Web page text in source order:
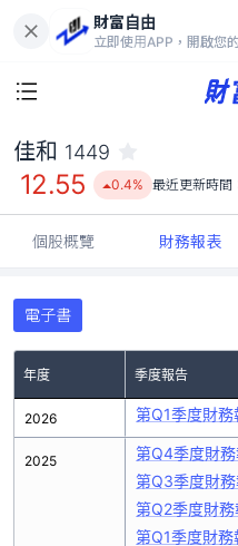
財富自由
立即使用APP，開啟您
12.55
佳和 1449
12.55 0.4% 最近更新時間
個股概覽 財務報表
電子書
年度 季度報告
2026
2025
第Q1季度財務
第Q4季度財
第Q3季度財
第Q2季度財
第Q1季度財務